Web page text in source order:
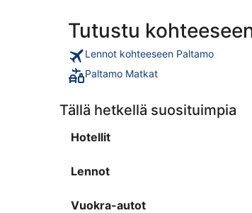
Tutustu
Lennot kohteeseen Paltamo
Paltamo Matkat
Tällä hetkellä suosituimpia
Hotellit
Lennot
Vuokra-autot